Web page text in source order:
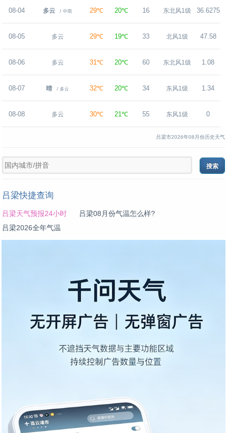
08-04 多云 / 中雨 29℃ 20℃ 16 东北风1级 36.6275
08-05 多云 29℃ 19℃ 33 北风1级 47.58
08-06 多云 31℃ 20℃ 60 东北风1级 1.08
08-07 晴 / 多云 32℃ 20℃ 34 东风1级 1.34
08-08 多云 30℃ 21℃ 55 东风1级 0
吕梁市2026年08月份历史天气
吕梁快捷查询
吕梁天气预报24小时
吕梁08月份气温怎么样?
吕梁2026全年气温